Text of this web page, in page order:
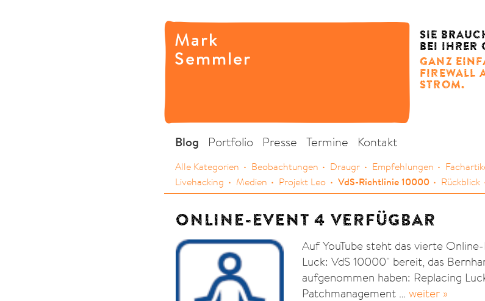
Mark
Semmler
SIE
BEI IHRER
GANZ
FIREWALL
STROM.
Blog Portfolio Presse Termine Kontakt
Alle Kategorien Beobachtungen Draugr Empfehlungen
Livehacking
Medien Projekt Leo VdS-Richtlinie 10000 Rückblick
ONLINE-EVENT 4 VERFÜGBAR
Auf YouTube steht das vierte
Luck: VdS 10000" bereit, das
aufgenommen haben: Replacing
Patchmanagement …weiter »